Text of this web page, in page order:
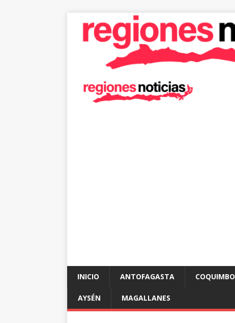
INICIO ANTOFAGASTA COQUIMBO
AYSÉN MAGALLANES